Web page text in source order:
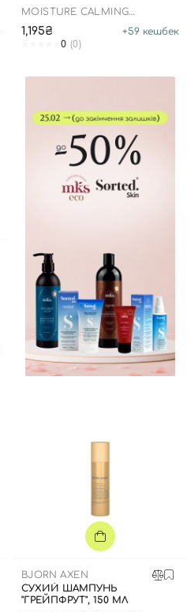
MOISTURE CALMING
1,195₴ +59 кешбек
0 (0)
BJORN AXEN
СУХИЙ ШАМПУНЬ
"ГРЕЙПФРУТ", 150 МЛ